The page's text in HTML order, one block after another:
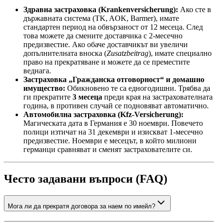
Здравна застраховка (Krankenversicherung): Ако сте в
държавната система (TK, AOK, Barmer), имате
стандартен период на обвързаност от 12 месеца. След
това можете да смените доставчика с 2-месечно
предизвестие. Ако обаче доставчикът ви увеличи
допълнителната вноска (Zusatzbeitrag), имате специално
право на прекратяване и можете да се преместите
веднага.
Застраховка „Гражданска отговорност“ и домашно
имущество: Обикновено те са едногодишни. Трябва да
ги прекратите 3 месеца преди края на застрахователната
година, в противен случай се подновяват автоматично.
Автомобилна застраховка (Kfz-Versicherung):
Магическата дата в Германия е 30 ноември. Повечето
полици изтичат на 31 декември и изискват 1-месечно
предизвестие. Ноември е месецът, в който милиони
германци сравняват и сменят застрахователите си.
Често задавани въпроси (FAQ)
Мога ли да прекратя договора за наем по имейл?